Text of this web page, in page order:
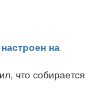
на
что собирается